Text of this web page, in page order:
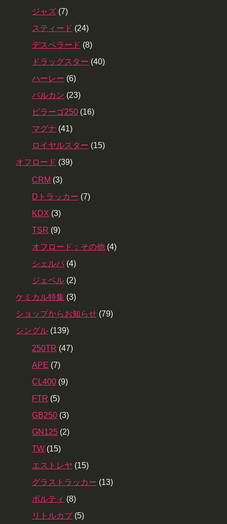
ジャズ (7)
スティード (24)
デスペラード (8)
ドラッグスター (40)
ハーレー (6)
バルカン (23)
ビラーゴ250 (16)
マグナ (41)
ロイヤルスター (15)
オフロード (39)
CRM (3)
Dトラッカー (7)
KDX (3)
TSR (9)
オフロード：その他 (4)
シェルパ (4)
ジェベル (2)
ケミカル特集 (3)
ショップからお知らせ (79)
シングル (139)
250TR (47)
APE (7)
CL400 (9)
FTR (5)
GB250 (3)
GN125 (2)
TW (15)
エストレヤ (15)
グラストラッカー (13)
ボルティ (8)
リトルカブ (5)